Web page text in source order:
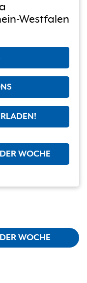
Westfalen
WOCHE
WOCHE